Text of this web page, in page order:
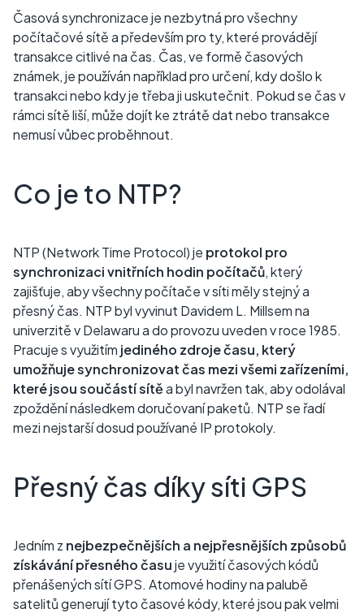
Časová synchronizace je nezbytná pro všechny
počítačové sítě a především pro ty, které provádějí
transakce citlivé na čas. Čas, ve formě časových
známek, je používán například pro určení, kdy došlo k
transakci nebo kdy je třeba ji uskutečnit. Pokud se čas v
rámci sítě liší, může dojít ke ztrátě dat nebo transakce
nemusí vůbec proběhnout.
Co je to NTP?
NTP (Network Time Protocol) je protokol pro
synchronizaci vnitřních hodin počítačů, který
zajišťuje, aby všechny počítače v síti měly stejný a
přesný čas. NTP byl vyvinut Davidem L. Millsem na
univerzitě v Delawaru a do provozu uveden v roce 1985.
Pracuje s využitím jediného zdroje času, který
umožňuje synchronizovat čas mezi všemi zařízeními,
které jsou součástí sítěa byl navržen tak, aby odolával
zpoždění následkem doručovaní paketů. NTP se řadí
mezi nejstarší dosud používané IP protokoly.
Přesný čas díky síti GPS
Jedním z nejbezpečnějších a nejpřesnějších způsobů
získávání přesného časuje využití časových kódů
přenášených sítí GPS. Atomové hodiny na palubě
satelitů generují tyto časové kódy, které jsou pak velmi